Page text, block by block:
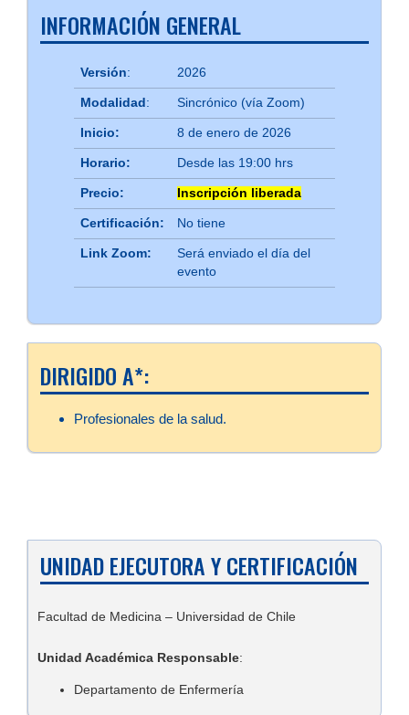
INFORMACIÓN GENERAL
Versión: 2026
Modalidad: Sincrónico (vía Zoom)
Inicio: 8 de enero de 2026
Horario: Desde las 19:00 hrs
Precio: Inscripción liberada
Certificación: No tiene
Link Zoom:
Será enviado el día del
evento
DIRIGIDO A*:
Profesionales de la salud.
UNIDAD EJECUTORA Y CERTIFICACIÓN
Facultad de Medicina – Universidad de Chile
Unidad Académica Responsable:
Departamento de Enfermería